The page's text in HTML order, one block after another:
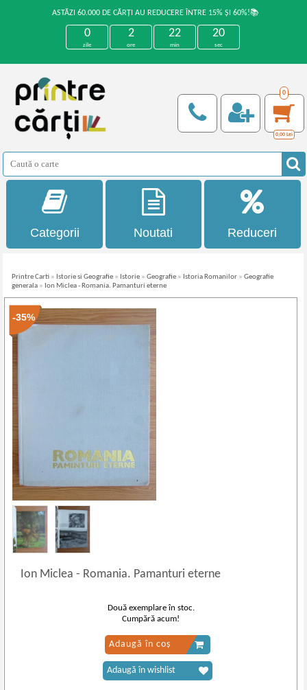
ASTĂZI 60.000 DE CĂRȚI AU REDUCERE ÎNTRE 15% ȘI 60%!📚
0
zile
2
ore
22
min
20
sec
0
0,00 Lei
Categorii Noutati Reduceri
Printre Carti » Istorie si Geografie » Istorie »Geografie » Istoria Romanilor »Geografie
generala » Ion Miclea - Romania. Pamanturi eterne
-35%
Ion Miclea- Romania. Pamanturi eterne
Două exemplare în stoc.
Cumpără acum!
Adaugă în coș
Adaugă în wishlist